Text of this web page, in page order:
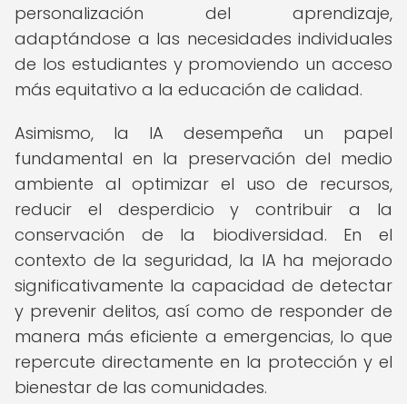
personalización del aprendizaje,
adaptándose a las necesidades individuales
de los estudiantes y promoviendo un acceso
más equitativo a la educación de calidad.
Asimismo, la IA desempeña un papel
fundamental en la preservación del medio
ambiente al optimizar el uso de recursos,
reducir el desperdicio y contribuir a la
conservación de la biodiversidad. En el
contexto de la seguridad, la IA ha mejorado
significativamente la capacidad de detectar
y prevenir delitos, así como de responder de
manera más eficiente a emergencias, lo que
repercute directamente en la protección y el
bienestar de las comunidades.